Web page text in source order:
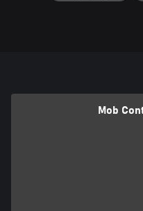
للجمع القدرة على رفع
جديدة. افتح جميع المدافع
للجمع، وكن بطل
Mob